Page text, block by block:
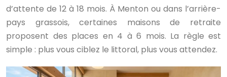
d’attente de 12 à 18 mois. À Menton ou dans l’arrière-
pays grassois, certaines maisons de retraite
proposent des places en 4 à 6 mois. La règle est
simple : plus vous ciblez le littoral, plus vous attendez.